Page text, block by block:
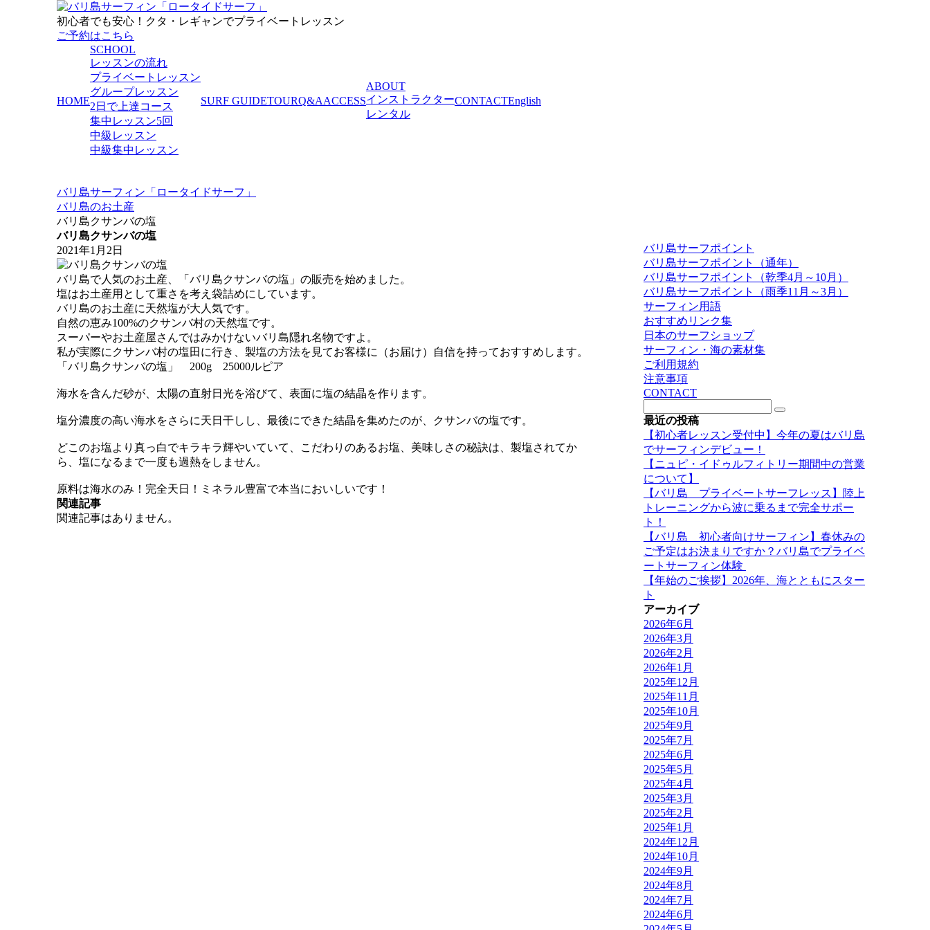
初心者でも安心！クタ・レギャンでプライベートレッスン
ご予約はこちら
HOME
SCHOOL
レッスンの流れ
プライベートレッスン
グループレッスン
2日で上達コース
集中レッスン5回
中級レッスン
中級集中レッスン
SURF GUIDETOURQ&AACCESS
ABOUT
インストラクター
レンタル
CONTACTEnglish
バリ島サーフィン「ロータイドサーフ」
バリ島のお土産
バリ島クサンバの塩
バリ島クサンバの塩
2021年1月2日
バリ島で人気のお土産、「バリ島クサンバの塩」の販売を始めました。
塩はお土産用として重さを考え袋詰めにしています。
バリ島のお土産に天然塩が大人気です。
自然の恵み100%のクサンバ村の天然塩です。
スーパーやお土産屋さんではみかけないバリ島隠れ名物ですよ。
私が実際にクサンバ村の塩田に行き、製塩の方法を見てお客様に（お届け）自信を持っておすすめします。
「バリ島クサンバの塩」 200g 25000ルピア
海水を含んだ砂が、太陽の直射日光を浴びて、表面に塩の結晶を作ります。
塩分濃度の高い海水をさらに天日干しし、最後にできた結晶を集めたのが、クサンバの塩です。
どこのお塩より真っ白でキラキラ輝やいていて、こだわりのあるお塩、美味しさの秘訣は、製塩されてか
ら、塩になるまで一度も過熱をしません。
原料は海水のみ！完全天日！ミネラル豊富で本当においしいです！
関連記事
関連記事はありません。
バリ島サーフポイント
バリ島サーフポイント（通年）
バリ島サーフポイント（乾季4月～10月）
バリ島サーフポイント（雨季11月～3月）
サーフィン用語
おすすめリンク集
日本のサーフショップ
サーフィン・海の素材集
ご利用規約
注意事項
CONTACT
最近の投稿
【初心者レッスン受付中】今年の夏はバリ島
でサーフィンデビュー！
【ニュピ・イドゥルフィトリー期間中の営業
について】
【バリ島 プライベートサーフレッス】陸上
トレーニングから波に乗るまで完全サポー
ト！
【バリ島 初心者向けサーフィン】春休みの
ご予定はお決まりですか？バリ島でプライベ
ートサーフィン体験
【年始のご挨拶】2026年、海とともにスター
ト
アーカイブ
2026年6月
2026年3月
2026年2月
2026年1月
2025年12月
2025年11月
2025年10月
2025年9月
2025年7月
2025年6月
2025年5月
2025年4月
2025年3月
2025年2月
2025年1月
2024年12月
2024年10月
2024年9月
2024年8月
2024年7月
2024年6月